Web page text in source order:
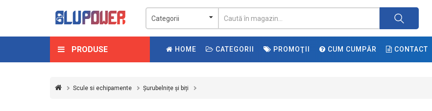
PRODUSE HOME CATEGORII PROMOŢII CUM CUMPĂR CONTACT
Scule si echipamente Șurubelnițe și biți